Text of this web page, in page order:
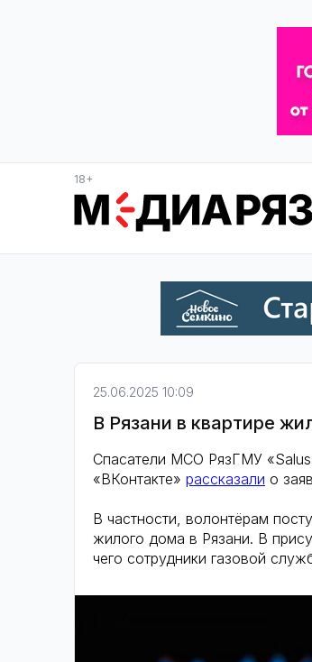
18+
25.06.2025 10:09
В Рязани в квартире
Спасатели МСО РязГМУ
«ВКонтакте» рассказали о
В частности, волонтёрам
жилого дома в Рязани. В
чего сотрудники газовой